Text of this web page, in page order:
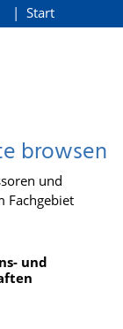
Start
browsen
und
Fachgebiet
und